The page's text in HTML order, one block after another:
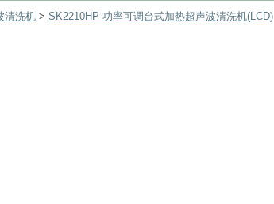
清洗机 > SK2210HP 功率可调台式加热超声波清洗机(LCD)